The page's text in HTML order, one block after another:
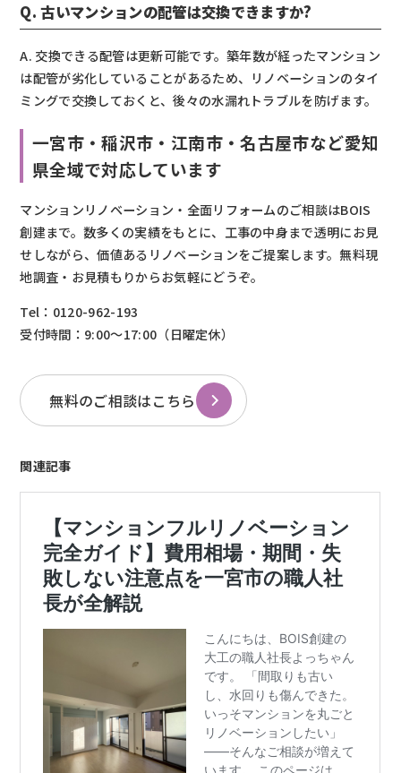
Q. 古いマンションの配管は交換できますか?
A. 交換できる配管は更新可能です。築年数が経ったマンション
は配管が劣化していることがあるため、リノベーションのタイ
ミングで交換しておくと、後々の水漏れトラブルを防げます。
一宮市・稲沢市・江南市・名古屋市など愛知
県全域で対応しています
マンションリノベーション・全面リフォームのご相談はBOIS
創建まで。数多くの実績をもとに、工事の中身まで透明にお見
せしながら、価値あるリノベーションをご提案します。無料現
地調査・お見積もりからお気軽にどうぞ。
Tel：0120-962-193
受付時間：9:00〜17:00（日曜定休）
無料のご相談はこちら
関連記事